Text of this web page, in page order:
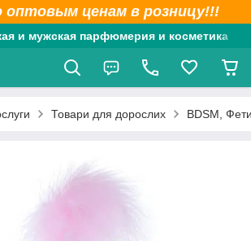
оптовым ценам в розницу!!!
и мужская парфюмерия и косметика
Товари для дорослих BDSM,